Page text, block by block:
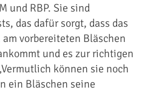
und RBP. Sie sind
das dafür sorgt, dass das
vorbereiteten Bläschen
und es zur richtigen
können sie noch
ein Bläschen seine